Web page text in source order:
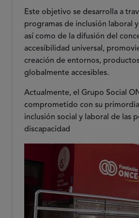
Este objetivo se desarrolla a
programas de inclusión laboral
así como de la difusión del
accesibilidad universal,
creación de entornos,
globalmente accesibles.
Actualmente, el Grupo Social
comprometido con su
inclusión social y laboral de las
discapacidad